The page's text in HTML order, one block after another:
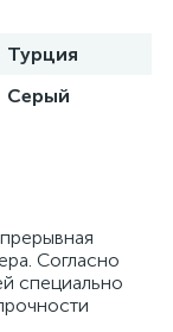
Турция
Серый
Согласно
специально